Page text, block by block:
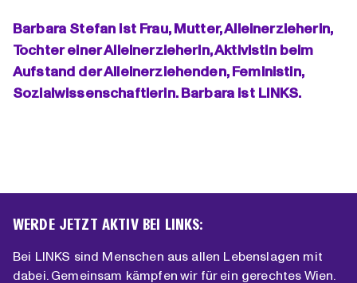
Barbara Stefan ist Frau, Mutter, Alleinerzieherin,
Tochter einer Alleinerzieherin, Aktivistin beim
Aufstand der Alleinerziehenden, Feministin,
Sozialwissenschaftlerin. Barbara ist LINKS.
WERDE JETZT AKTIV BEI LINKS:
Bei LINKS sind Menschen aus allen Lebenslagen mit
dabei. Gemeinsam kämpfen wir für ein gerechtes Wien.